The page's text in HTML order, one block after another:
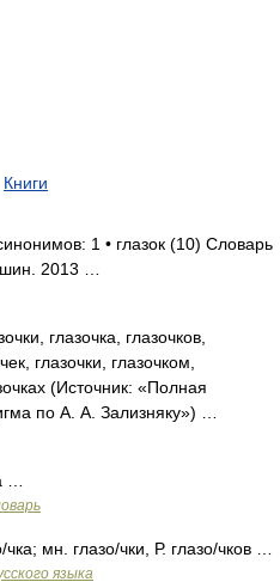
Книги
1 • глазок (10) Словарь
2013 …
глазочка, глазочков,
глазочки, глазочком,
(Источник: «Полная
по А. А. Зализняку») …
…
мн. глазо/чки, Р. глазо/чков …
языка